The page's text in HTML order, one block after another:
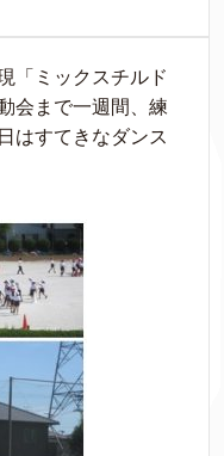
「ミックスチルド
会まで一週間、練
はすてきなダンス